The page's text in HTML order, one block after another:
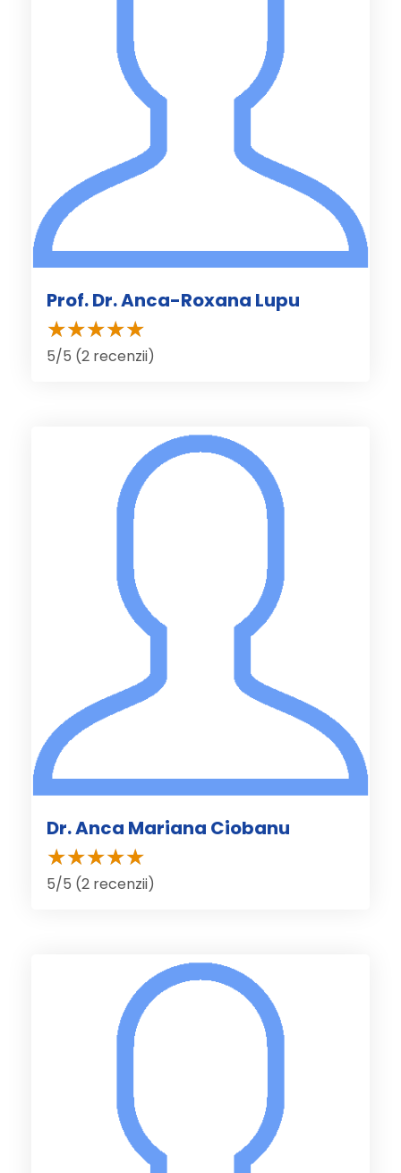
Prof. Dr. Anca-Roxana Lupu
5/5 (2 recenzii)
Dr. Anca Mariana Ciobanu
5/5 (2 recenzii)